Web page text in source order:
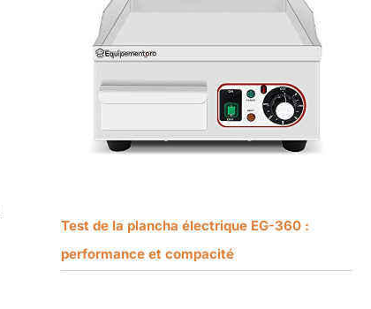
Test de la plancha électrique EG-360 :
performance et compacité